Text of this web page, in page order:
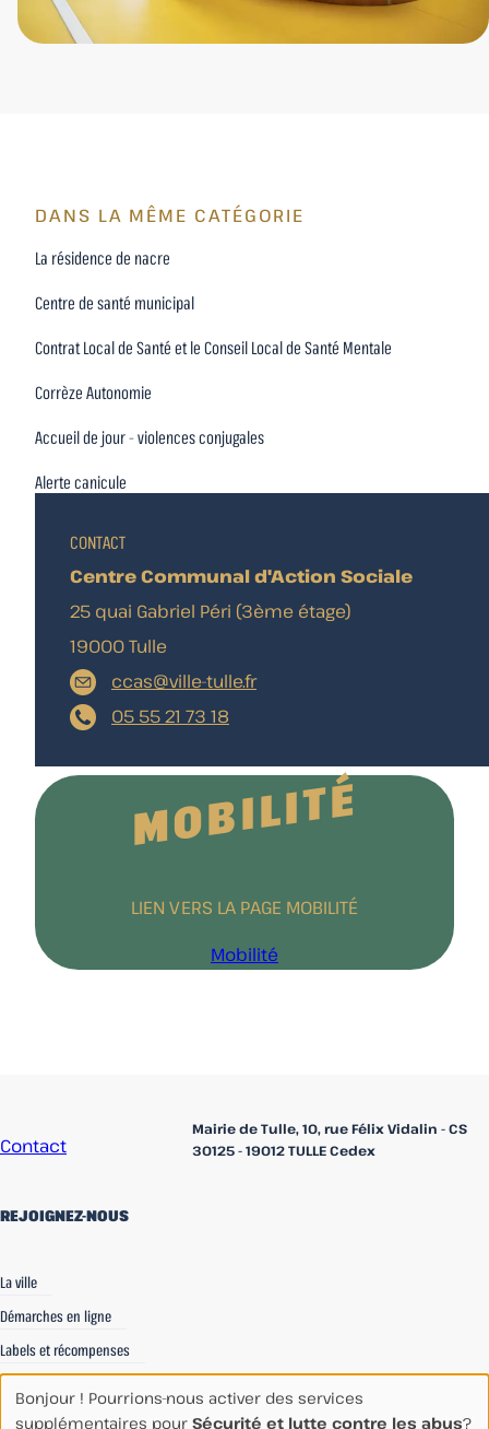
DANS LA MÊME CATÉGORIE
La résidence de nacre
Centre de santé municipal
Contrat Local de Santé et le Conseil Local de Santé Mentale
Corrèze Autonomie
Accueil de jour - violences conjugales
Alerte canicule
CONTACT
Centre Communal d'Action Sociale
25 quai Gabriel Péri (3ème étage)
19000 Tulle
ccas@ville-tulle.fr
05 55 21 73 18
MOBILITÉ
LIEN VERS LA PAGE MOBILITÉ
Mobilité
Contact
Mairie de Tulle, 10, rue Félix Vidalin - CS
30125 - 19012 TULLE Cedex
REJOIGNEZ-NOUS
La ville
Démarches en ligne
Labels et récompenses
Recrutements
Espace Communication
Bonjour ! Pourrions-nous activer des services
supplémentaires pour Sécurité et lutte contre les abus?